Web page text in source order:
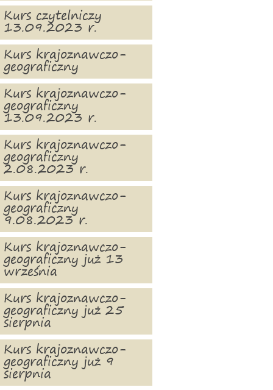
Kurs czytelniczy
13.09.2023 r.
Kurs krajoznawczo-
geograficzny
Kurs krajoznawczo-
geograficzny
13.09.2023 r.
Kurs krajoznawczo-
geograficzny
2.08.2023 r.
Kurs krajoznawczo-
geograficzny
9.08.2023 r.
Kurs krajoznawczo-
geograficzny już 13
września
Kurs krajoznawczo-
geograficzny już 25
sierpnia
Kurs krajoznawczo-
geograficzny już 9
sierpnia